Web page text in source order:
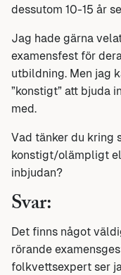
dessutom 10-15 år
Jag hade gärna
examensfest för
utbildning. Men jag
”konstigt” att bjuda
med.
Vad tänker du kring
konstigt/olämpligt
inbjudan?
Svar:
Det finns något
rörande
folkvettsexpert ser